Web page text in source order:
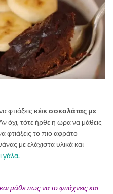
φτιάξεις κέικ σοκολάτας με
όχι, τότε ήρθε η ώρα να μάθεις
φτιάξεις το πιο αφράτο
με ελάχιστα υλικά και
γάλα.
μάθε πως να το φτιάχνεις και